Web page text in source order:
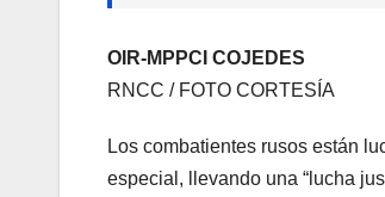
OIR-MPPCI COJEDES
RNCC / FOTO CORTESÍA
Los combatientes rusos están
especial, llevando una “lucha